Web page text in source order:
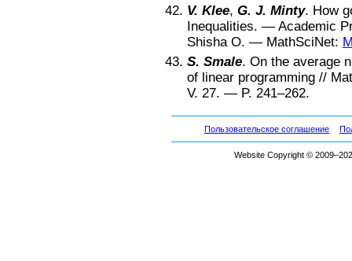
V. Klee, G. J. Minty. How
Inequalities. — Academic
Shisha O. — MathSciNet:
S. Smale. On the average
of linear programming //
V. 27. — P. 241–262.
Пользовательское соглашение
Website Copyright ©